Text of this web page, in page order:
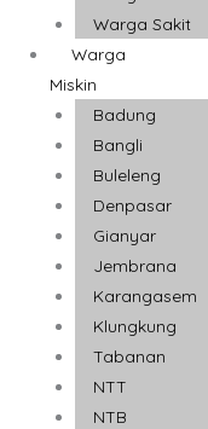
Warga Sakit
Warga
Miskin
Badung
Bangli
Buleleng
Denpasar
Gianyar
Jembrana
Karangasem
Klungkung
Tabanan
NTT
NTB